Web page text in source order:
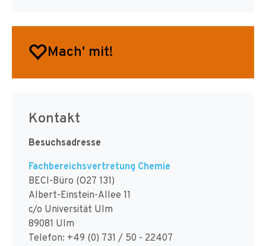
Mach' mit!
Kontakt
Besuchsadresse
Fachbereichsvertretung Chemie
BECI-Büro (O27 131)
Albert-Einstein-Allee 11
c/o Universität Ulm
89081 Ulm
Telefon: +49 (0) 731 / 50 - 22407